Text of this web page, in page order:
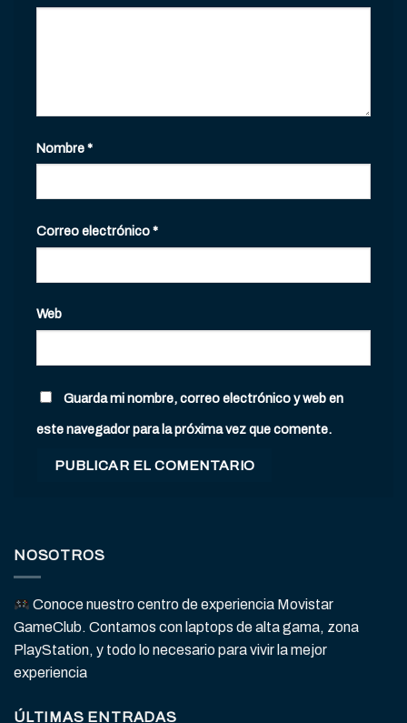
Nombre*
Correo electrónico*
Web
Guarda mi nombre, correo electrónico y web en
este navegador para la próxima vez que comente.
NOSOTROS
Conoce nuestro centro de experiencia Movistar
GameClub. Contamos con laptops de alta gama, zona
PlayStation, y todo lo necesario para vivir la mejor
experiencia
ÚLTIMAS ENTRADAS